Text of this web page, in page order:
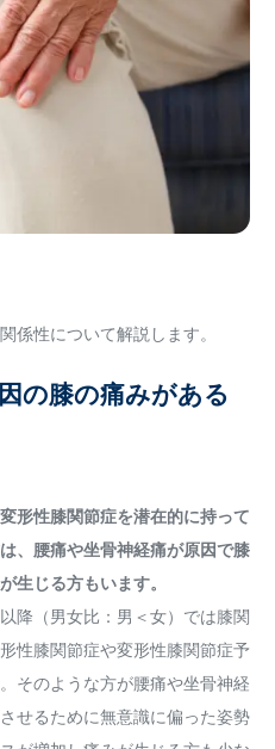
係性について解説します。
の膝の痛みがある
形性膝関節症を潜在的に持って
、腰痛や坐骨神経痛が原因で膝
生じる方もいます。
降（男女比：男＜女）では膝関
性膝関節症や変形性膝関節症予
そのような方が腰痛や坐骨神経
せるために無意識に偏った姿勢